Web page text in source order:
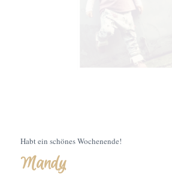
Habt ein schönes Wochenende!
Mandy